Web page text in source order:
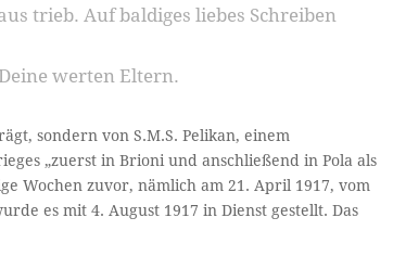
trieb. Auf baldiges liebes Schreiben
werten Eltern.
sondern von S.M.S. Pelikan, einem
„zuerst in Brioni und anschließend in Pola als
Wochen zuvor, nämlich am 21. April 1917, vom
es mit 4. August 1917 in Dienst gestellt. Das